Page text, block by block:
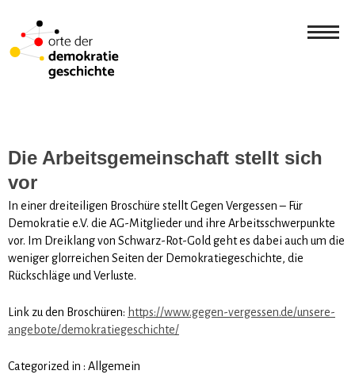
Die Arbeitsgemeinschaft stellt sich
vor
In einer dreiteiligen Broschüre stellt Gegen Vergessen – Für
Demokratie e.V. die AG-Mitglieder und ihre Arbeitsschwerpunkte
vor. Im Dreiklang von Schwarz-Rot-Gold geht es dabei auch um die
weniger glorreichen Seiten der Demokratiegeschichte, die
Rückschläge und Verluste.
Link zu den Broschüren: https://www.gegen-vergessen.de/unsere-
angebote/demokratiegeschichte/
Categorized in : Allgemein